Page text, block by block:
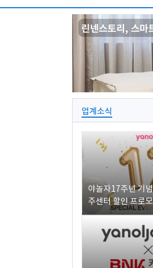
업계소식
야놀자17주년 기
주센터 할인 프로